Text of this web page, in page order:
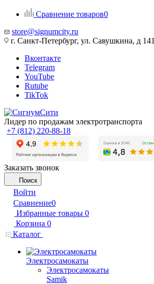
Сравнение товаров0
store@signumcity.ru
г. Санкт-Петербург, ул. Савушкина, д 141
Вконтакте
Telegram
YouTube
Rutube
TikTok
Лидер по продажам электротранспорта
+7 (812) 220-88-18
Заказать звонок
Поиск
Войти
Сравнение0
Избранные товары 0
Корзина 0
Каталог
Электросамокаты
Электросамокаты
Samik